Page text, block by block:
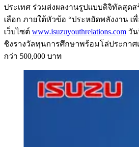
ประเทศ ร่วมส่งผลงานรูปแบบดิจิทัลสุด
เลือก ภายใต้หัวข้อ “ประหยัดพลังงาน เ
เว็บไซต์ www.isuzuyouthrelations.com วัน
ชิงรางวัลทุนการศึกษาพร้อมโล่ประกา
กว่า 500,000 บาท